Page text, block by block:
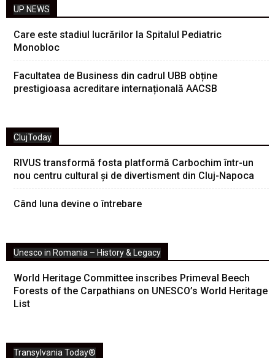
UP NEWS
Care este stadiul lucrărilor la Spitalul Pediatric
Monobloc
Facultatea de Business din cadrul UBB obține
prestigioasa acreditare internațională AACSB
ClujToday
RIVUS transformă fosta platformă Carbochim într-un
nou centru cultural și de divertisment din Cluj-Napoca
Când luna devine o întrebare
Unesco in Romania – History & Legacy
World Heritage Committee inscribes Primeval Beech
Forests of the Carpathians on UNESCO’s World Heritage
List
Transylvania Today®